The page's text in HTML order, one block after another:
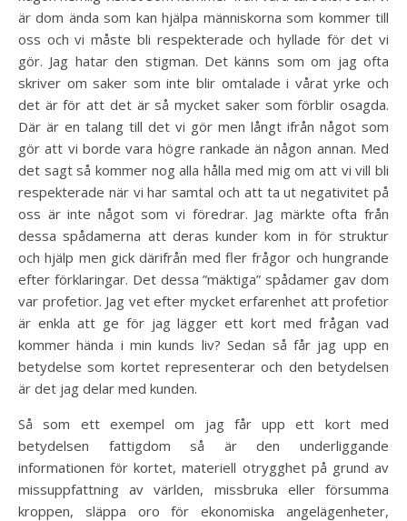
är dom ända som kan hjälpa människorna som kommer till
oss och vi måste bli respekterade och hyllade för det vi
gör. Jag hatar den stigman. Det känns som om jag ofta
skriver om saker som inte blir omtalade i vårat yrke och
det är för att det är så mycket saker som förblir osagda.
Där är en talang till det vi gör men långt ifrån något som
gör att vi borde vara högre rankade än någon annan. Med
det sagt så kommer nog alla hålla med mig om att vi vill bli
respekterade när vi har samtal och att ta ut negativitet på
oss är inte något som vi föredrar. Jag märkte ofta från
dessa spådamerna att deras kunder kom in för struktur
och hjälp men gick därifrån med fler frågor och hungrande
efter förklaringar. Det dessa ”mäktiga” spådamer gav dom
var profetior. Jag vet efter mycket erfarenhet att profetior
är enkla att ge för jag lägger ett kort med frågan vad
kommer hända i min kunds liv? Sedan så får jag upp en
betydelse som kortet representerar och den betydelsen
är det jag delar med kunden.
Så som ett exempel om jag får upp ett kort med
betydelsen fattigdom så är den underliggande
informationen för kortet, materiell otrygghet på grund av
missuppfattning av världen, missbruka eller försumma
kroppen, släppa oro för ekonomiska angelägenheter,